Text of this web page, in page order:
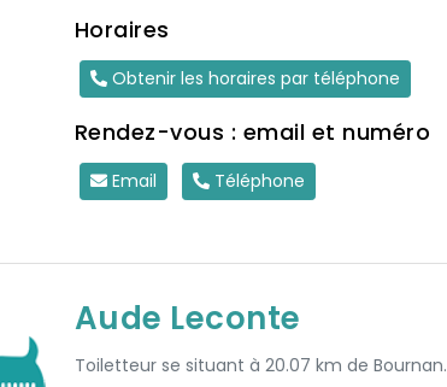
Horaires
Obtenir les horaires par téléphone
Rendez-vous : email et numéro
Email Téléphone
Aude Leconte
Toiletteur se situant à 20.07 km de Bournan.